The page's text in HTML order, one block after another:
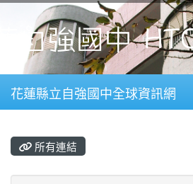
花蓮縣立自強國中全球資訊網
所有連結